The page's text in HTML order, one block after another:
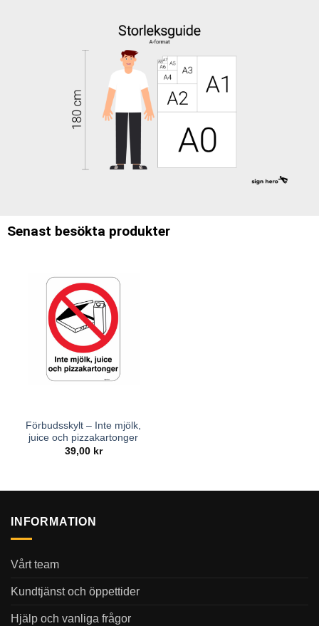
Senast besökta produkter
Förbudsskylt – Inte mjölk,
juice och pizzakartonger
39,00 kr
INFORMATION
Vårt team
Kundtjänst och öppettider
Hjälp och vanliga frågor